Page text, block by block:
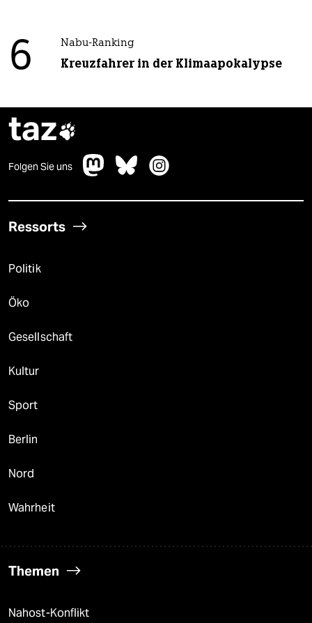
6 Nabu-Ranking
Kreuzfahrer in der Klimaapokalypse
taz
Folgen Sie uns
Ressorts
Politik
Öko
Gesellschaft
Kultur
Sport
Berlin
Nord
Wahrheit
Themen
Nahost-Konflikt